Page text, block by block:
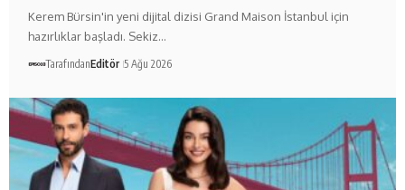
Kerem Bürsin'in yeni dijital dizisi Grand Maison İstanbul için
hazırlıklar başladı. Sekiz…
TarafındanEditör 5 Ağu 2026